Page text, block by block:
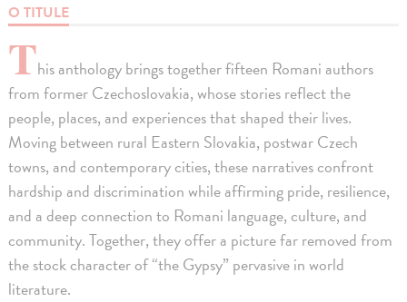
O TITULE
This anthology brings together fifteen Romani authors
from former Czechoslovakia, whose stories reflect the
people, places, and experiences that shaped their lives.
Moving between rural Eastern Slovakia, postwar Czech
towns, and contemporary cities, these narratives confront
hardship and discrimination while affirming pride, resilience,
and a deep connection to Romani language, culture, and
community. Together, they offer a picture far removed from
the stock character of “the Gypsy” pervasive in world
literature.